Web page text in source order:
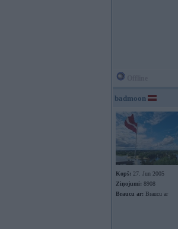
badmoon
Kopš: 27. Jun 2005
Ziņojumi: 8908
Braucu ar: Braucu ar